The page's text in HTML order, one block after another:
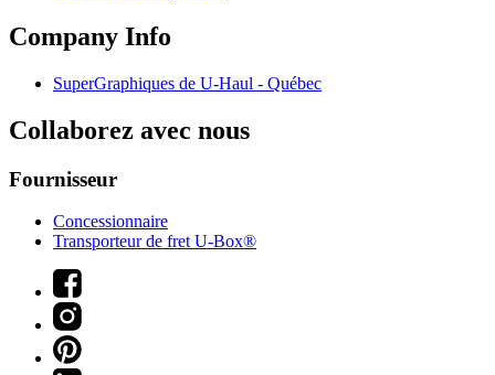
Company Info
SuperGraphiques de U-Haul - Québec
Collaborez avec nous
Fournisseur
Concessionnaire
Transporteur de fret U-Box®